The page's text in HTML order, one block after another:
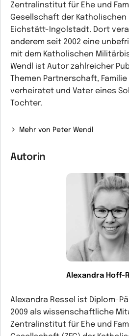
Zentralinstitut für Ehe und
Gesellschaft der Katholischen
Eichstätt-Ingolstadt. Dort
anderem seit 2002 eine
mit dem Katholischen
Wendl ist Autor zahlreicher
Themen Partnerschaft, Familie
verheiratet und Vater eines
Tochter.
Mehr von Peter Wendl
Autorin
Alexandra Hoff-
Alexandra Ressel ist Diplom-
2009 als wissenschaftliche
Zentralinstitut für Ehe und